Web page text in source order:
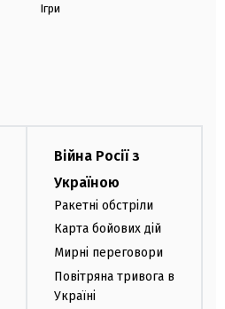
Ігри
Війна Росії з
Україною
Ракетні обстріли
Карта бойових дій
Мирні переговори
Повітряна тривога в
Україні